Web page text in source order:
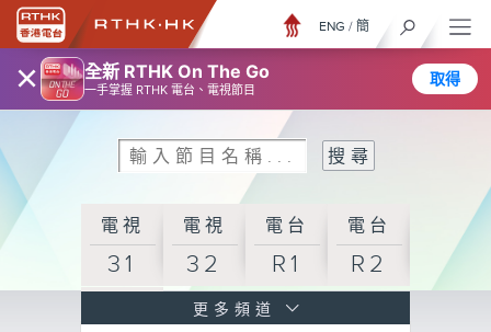
× 全新 RTHK On The Go
一手掌握 RTHK 電台、電視節目
取得
ENG / 簡
電視
31
電視
32
電台
R1
電台
R2
更多頻道